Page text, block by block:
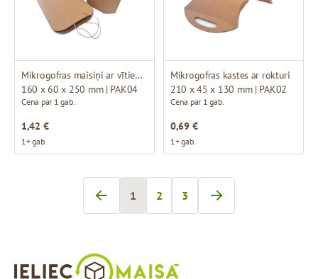
Mikrogofras maisiņi ar vītiem rokturiem
160 x 60 x 250 mm | PAK04
Cena par 1 gab.
1,42 €
1+ gab.
Mikrogofras kastes ar rokturi
210 x 45 x 130 mm | PAK02
Cena par 1 gab.
0,69 €
1+ gab.
Jūs pašlaik lasāt lapu
1
Lapa
2
Lapa
3